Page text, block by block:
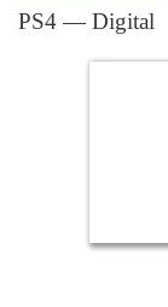
PS4 — Digital